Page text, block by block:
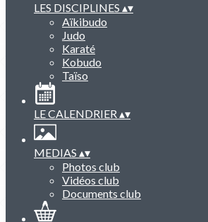
LES DISCIPLINES ▴▾
Aïkibudo
Judo
Karaté
Kobudo
Taïso
LE CALENDRIER▴▾
MEDIAS ▴▾
Photos club
Vidéos club
Documents club